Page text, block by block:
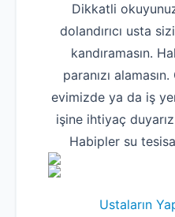
Dikkatli
dolandırıcı usta
kandıramasın.
paranızı
evimizde ya da iş
işine ihtiyaç
Habipler su
Ustaların